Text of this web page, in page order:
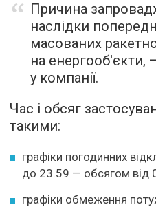
Причина
наслідки
масованих
на енергооб'єкти,
у компанії.
Час і обсяг
такими:
графіки погодинних
до 23.59 — обсягом від
графіки обмеження